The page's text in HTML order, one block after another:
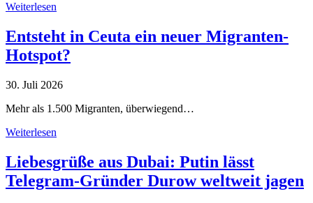
Weiterlesen
Entsteht in Ceuta ein neuer Migranten-
Hotspot?
30. Juli 2026
Mehr als 1.500 Migranten, überwiegend…
Weiterlesen
Liebesgrüße aus Dubai: Putin lässt
Telegram-Gründer Durow weltweit jagen